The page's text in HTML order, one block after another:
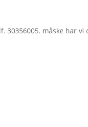
30356005. måske har